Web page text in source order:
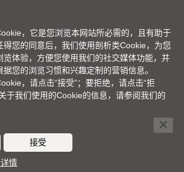
，它是您浏览本网站所必需的，且有助于
得您的同意后，我们使用剖析类Cookie，为您
览体验，方便您使用我们的社交媒体功能，并
您的浏览习惯和兴趣定制的营销信息。
，请点击“接受”；要拒绝，请点击“拒
于我们使用的Cookie的信息，请参阅我们的
×
接受
情